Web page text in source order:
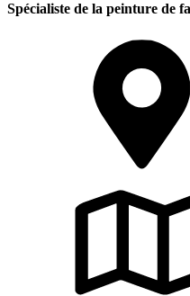
Spécialiste de la peinture de